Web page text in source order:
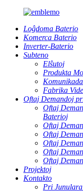
Loĝdoma Baterio
Komerca Baterio
Inverter-Baterio
Subteno
Elŝutoj
Produkta
Fabrika
Oftaj Demandoj
Oftaj
Baterioj
Oftaj
Oftaj
Oftaj
Oftaj
Oftaj
Projektoj
Kontakto
Pri